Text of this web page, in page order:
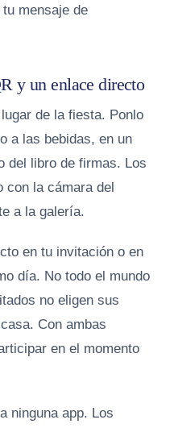
mensaje de
y un enlace directo
de la fiesta. Ponlo
a las bebidas, en un
del libro de firmas. Los
con la cámara del
a la galería.
en tu invitación o en
día. No todo el mundo
no eligen sus
Con ambas
en el momento
ninguna app. Los